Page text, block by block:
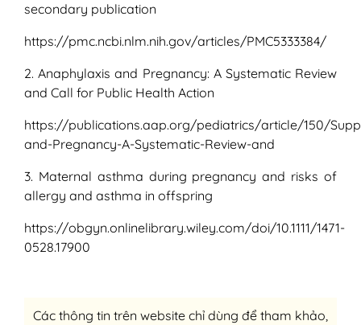
secondary publication
https://pmc.ncbi.nlm.nih.gov/articles/PMC5333384/
2. Anaphylaxis and Pregnancy: A Systematic Review
and Call for Public Health Action
https://publications.aap.org/pediatrics/article/150/
and-Pregnancy-A-Systematic-Review-and
3. Maternal asthma during pregnancy and risks of
allergy and asthma in offspring
https://obgyn.onlinelibrary.wiley.com/doi/10.1111/1471-
0528.17900
Các thông tin trên website chỉ dùng để tham khảo,